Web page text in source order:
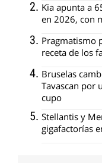
Kia apunta a
en 2026, con
Pragmatismo
receta de los
Bruselas
Tavascan por
cupo
Stellantis y
gigafactorías